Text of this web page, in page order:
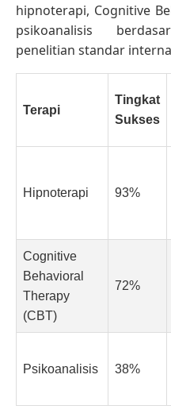
hipnoterapi, Cognitive
psikoanalisis
penelitian standar
Terapi
Tingkat
Sukses
Hipnoterapi 93%
Cognitive
Behavioral
Therapy
(CBT)
72%
Psikoanalisis 38%